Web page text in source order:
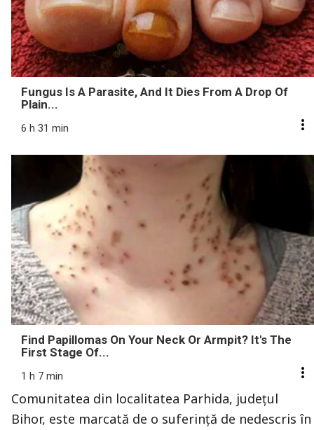
Fungus Is A Parasite, And It Dies From A Drop Of
Plain...
6 h 31 min
Find Papillomas On Your Neck Or Armpit? It's The
First Stage Of...
1 h 7 min
Comunitatea din localitatea Parhida, județul
Bihor, este marcată de o suferință de nedescris în